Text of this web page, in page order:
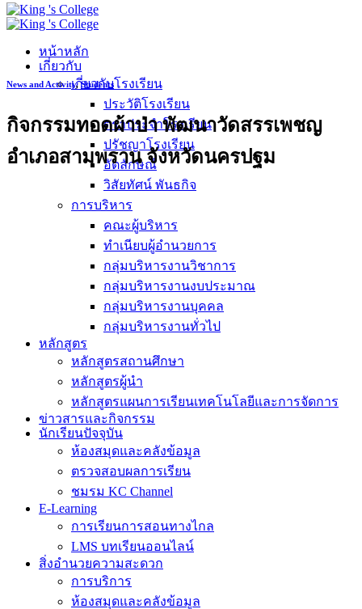
หน้าหลัก
เกี่ยวกับ
เกี่ยวกับโรงเรียน
ประวัติโรงเรียน
ตราประจำโรงเรียน
ปรัชญาโรงเรียน
อัตลักษณ์
วิสัยทัศน์ พันธกิจ
การบริหาร
คณะผู้บริหาร
ทำเนียบผู้อำนวยการ
กลุ่มบริหารงานวิชาการ
กลุ่มบริหารงานงบประมาณ
กลุ่มบริหารงานบุคคล
กลุ่มบริหารงานทั่วไป
หลักสูตร
หลักสูตรสถานศึกษา
หลักสูตรผู้นำ
หลักสูตรแผนการเรียนเทคโนโลยีและการจัดการ
ข่าวสารและกิจกรรม
นักเรียนปัจจุบัน
ห้องสมุดและคลังข้อมูล
ตรวจสอบผลการเรียน
ชมรม KC Channel
E-Learning
การเรียนการสอนทางไกล
LMS บทเรียนออนไลน์
สิ่งอำนวยความสะดวก
การบริการ
ห้องสมุดและคลังข้อมูล
News and Activity,Students
กิจกรรมทอดผ้าป่า พัฒนาวัดสรรเพชญ
อำเภอสามพราน จังหวัดนครปฐม